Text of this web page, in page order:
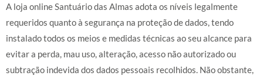
A loja online Santuário das Almas adota os níveis legalmente
requeridos quanto à segurança na proteção de dados, tendo
instalado todos os meios e medidas técnicas ao seu alcance para
evitar a perda, mau uso, alteração, acesso não autorizado ou
subtração indevida dos dados pessoais recolhidos. Não obstante,